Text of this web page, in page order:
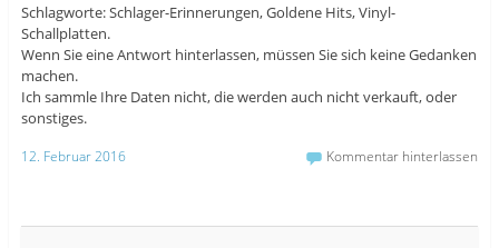
Schlagworte: Schlager-Erinnerungen, Goldene Hits, Vinyl-
Schallplatten.
Wenn Sie eine Antwort hinterlassen, müssen Sie sich keine Gedanken
machen.
Ich sammle Ihre Daten nicht, die werden auch nicht verkauft, oder
sonstiges.
12. Februar 2016 Kommentar hinterlassen